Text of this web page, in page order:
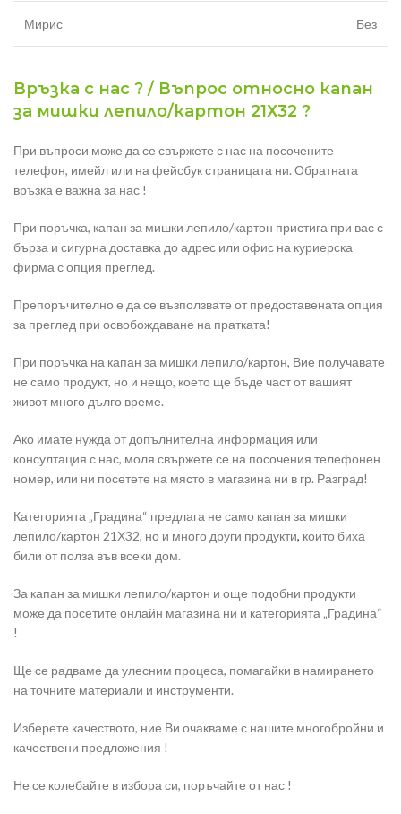
Мирис Без
Връзка с нас ? / Въпрос относно капан
за мишки лепило/картон 21Х32 ?
При въпроси може да се свържете с нас на посочените
телефон, имейл или на фейсбук страницата ни. Обратната
връзка е важна за нас !
При поръчка, капан за мишки лепило/картон пристига при вас с
бърза и сигурна доставка до адрес или офис на куриерска
фирма с опция преглед.
Препоръчително е да се възползвате от предоставената опция
за преглед при освобождаване на пратката!
При поръчка на капан за мишки лепило/картон, Вие получавате
не само продукт, но и нещо, което ще бъде част от вашият
живот много дълго време.
Ако имате нужда от допълнителна информация или
консултация с нас, моля свържете се на посочения телефонен
номер, или ни посетете на място в магазина ни в гр. Разград!
Категорията „Градина“ предлага не само капан за мишки
лепило/картон 21Х32, но и много други продукти, които биха
били от полза във всеки дом.
За капан за мишки лепило/картон и още подобни продукти
може да посетите онлайн магазина ни и категорията „Градина“
!
Ще се радваме да улесним процеса, помагайки в намирането
на точните материали и инструменти.
Изберете качеството, ние Ви очакваме с нашите многобройни и
качествени предложения !
Не се колебайте в избора си, поръчайте от нас !